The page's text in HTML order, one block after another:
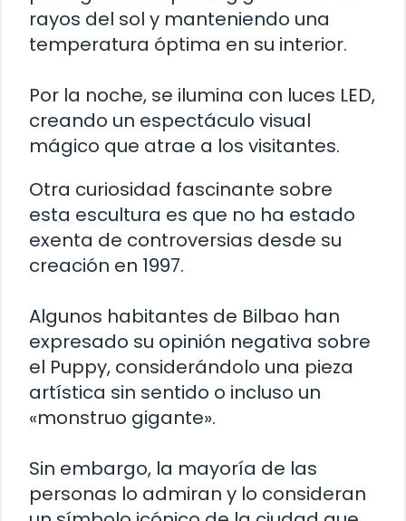
rayos del sol y manteniendo una
temperatura óptima en su interior.
Por la noche, se ilumina con luces LED,
creando un espectáculo visual
mágico que atrae a los visitantes.
Otra curiosidad fascinante sobre
esta escultura es que no ha estado
exenta de controversias desde su
creación en 1997.
Algunos habitantes de Bilbao han
expresado su opinión negativa sobre
el Puppy, considerándolo una pieza
artística sin sentido o incluso un
«monstruo gigante».
Sin embargo, la mayoría de las
personas lo admiran y lo consideran